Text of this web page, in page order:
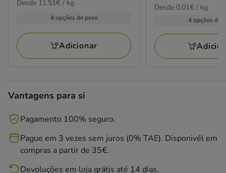
com
avaliações
de
200.49€
11.51€
Desde 11.51€ / kg
4 opções de peso
Adicionar
com
avaliações
de
183.02€
0.01€
Desde 0.01€ / kg
4 opções de
Vantagens para si
Pagamento 100% seguro.
Pague em 3 vezes sem juros (0% TAE). Disponivél em
compras a partir de 35€.
Devoluções em loja grátis até 14 dias.